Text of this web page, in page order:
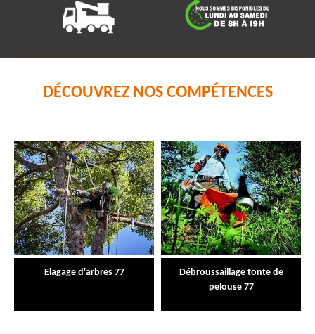
DÉCOUVREZ NOS COMPÉTENCES
Elagage d'arbres 77
Débroussaillage tonte de
pelouse 77